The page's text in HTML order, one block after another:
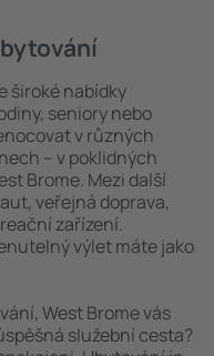
široké nabídky
seniory nebo
v různých
– v poklidných
Brome. Mezi další
veřejná doprava,
zařízení.
výlet máte jako
West Brome vás
služební cesta?